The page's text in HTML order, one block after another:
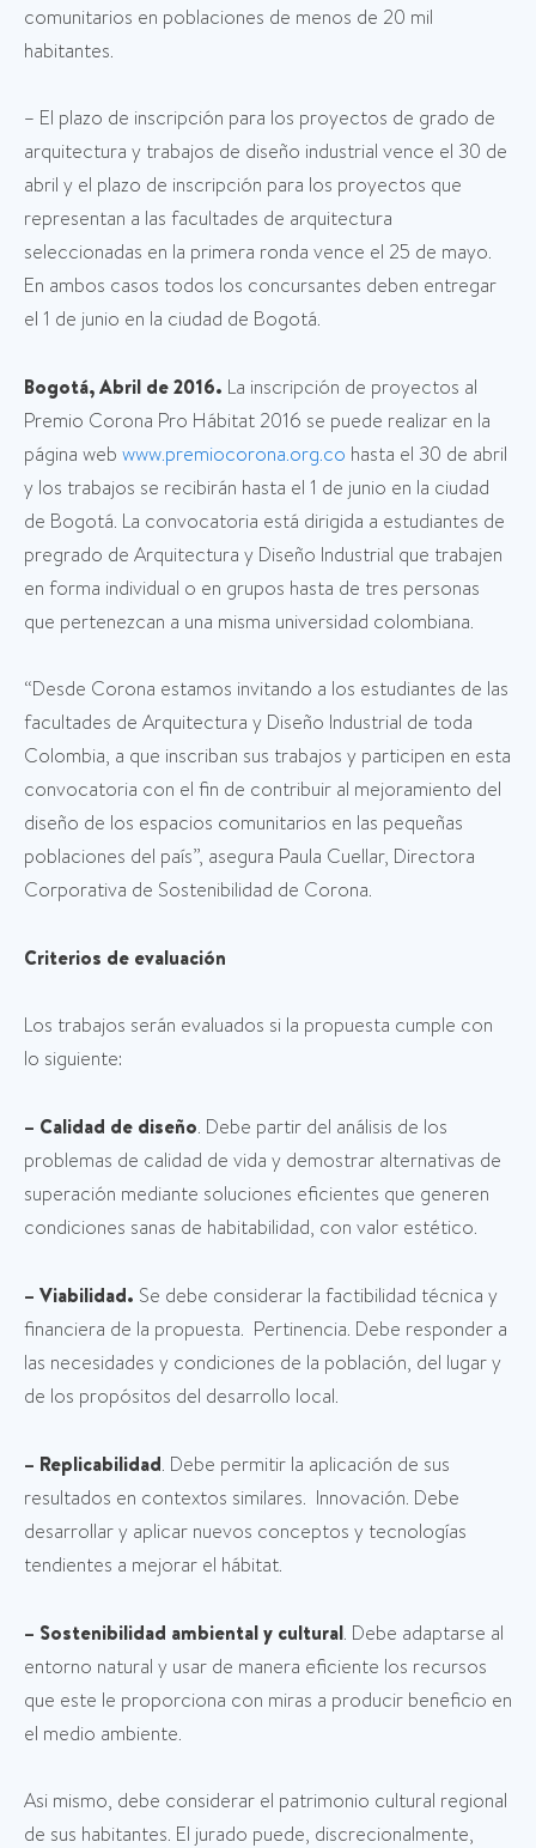
comunitarios en poblaciones de menos de 20 mil
habitantes.
– El plazo de inscripción para los proyectos de grado de
arquitectura y trabajos de diseño industrial vence el 30 de
abril y el plazo de inscripción para los proyectos que
representan a las facultades de arquitectura
seleccionadas en la primera ronda vence el 25 de mayo.
En ambos casos todos los concursantes deben entregar
el 1 de junio en la ciudad de Bogotá.
Bogotá, Abril de 2016. La inscripción de proyectos al
Premio Corona Pro Hábitat 2016 se puede realizar en la
página web www.premiocorona.org.co hasta el 30 de abril
y los trabajos se recibirán hasta el 1 de junio en la ciudad
de Bogotá. La convocatoria está dirigida a estudiantes de
pregrado de Arquitectura y Diseño Industrial que trabajen
en forma individual o en grupos hasta de tres personas
que pertenezcan a una misma universidad colombiana.
“Desde Corona estamos invitando a los estudiantes de las
facultades de Arquitectura y Diseño Industrial de toda
Colombia, a que inscriban sus trabajos y participen en esta
convocatoria con el fin de contribuir al mejoramiento del
diseño de los espacios comunitarios en las pequeñas
poblaciones del país”, asegura Paula Cuellar, Directora
Corporativa de Sostenibilidad de Corona.
Criterios de evaluación
Los trabajos serán evaluados si la propuesta cumple con
lo siguiente:
– Calidad de diseño. Debe partir del análisis de los
problemas de calidad de vida y demostrar alternativas de
superación mediante soluciones eficientes que generen
condiciones sanas de habitabilidad, con valor estético.
– Viabilidad. Se debe considerar la factibilidad técnica y
financiera de la propuesta. Pertinencia. Debe responder a
las necesidades y condiciones de la población, del lugar y
de los propósitos del desarrollo local.
– Replicabilidad. Debe permitir la aplicación de sus
resultados en contextos similares. Innovación. Debe
desarrollar y aplicar nuevos conceptos y tecnologías
tendientes a mejorar el hábitat.
– Sostenibilidad ambiental y cultural. Debe adaptarse al
entorno natural y usar de manera eficiente los recursos
que este le proporciona con miras a producir beneficio en
el medio ambiente.
Asi mismo, debe considerar el patrimonio cultural regional
de sus habitantes. El jurado puede, discrecionalmente,